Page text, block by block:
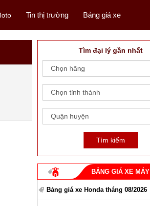
Tin thị trường Bảng giá xe
Tìm đại lý gần nhất
BẢNG GIÁ XE MÁY
Bảng giá xe Honda tháng 08/2026